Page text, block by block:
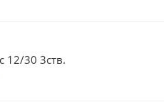
12/30 3ств.